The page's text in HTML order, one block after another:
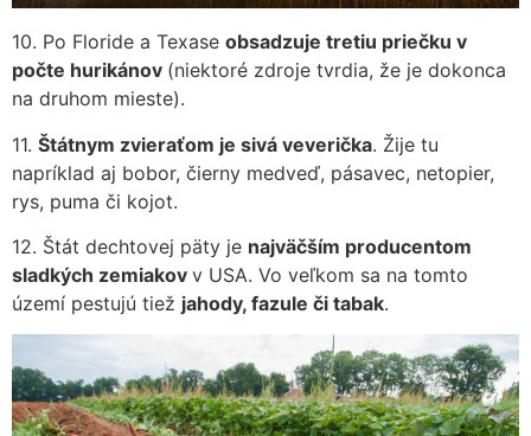
10. Po Floride a Texase obsadzuje tretiu priečku v
počte hurikánov (niektoré zdroje tvrdia, že je dokonca
na druhom mieste).
11. Štátnym zvieraťom je sivá veverička. Žije tu
napríklad aj bobor, čierny medveď, pásavec, netopier,
rys, puma či kojot.
12. Štát dechtovej päty je najväčším producentom
sladkých zemiakov v USA. Vo veľkom sa na tomto
území pestujú tiež jahody, fazule či tabak.